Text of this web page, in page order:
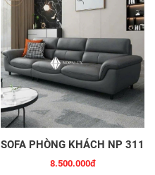
SOFA PHÒNG KHÁCH NP 311
8.500.000đ